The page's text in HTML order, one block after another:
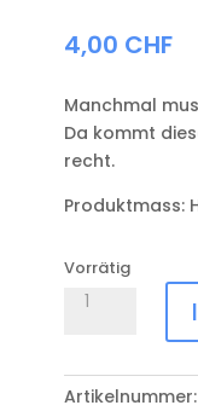
4,00 CHF
Manchmal
Da kommt
recht.
Produktmass:
Vorrätig
Radiergummi
Menge
Artikelnummer: